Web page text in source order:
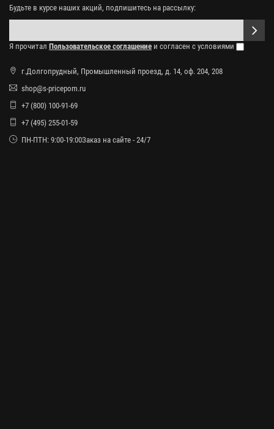
Будьте в курсе наших акций, подпишитесь на рассылку:
Я прочитал Пользовательское соглашение и согласен с условиями
г.Долгопрудный, Промышленный проезд, д. 14, оф. 204, 208
shop@s-pricepom.ru
+7 (800) 100-91-69
+7 (495) 255-01-59
ПН-ПТН: 9:00-19:00Заказ на сайте - 24/7